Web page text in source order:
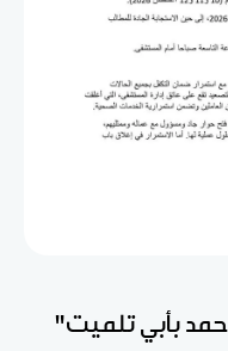
بأبي تلميت"